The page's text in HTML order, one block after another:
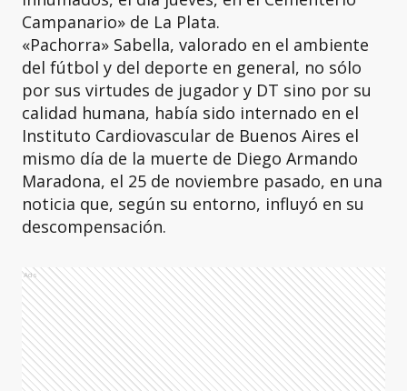
Campanario» de La Plata.
«Pachorra» Sabella, valorado en el ambiente
del fútbol y del deporte en general, no sólo
por sus virtudes de jugador y DT sino por su
calidad humana, había sido internado en el
Instituto Cardiovascular de Buenos Aires el
mismo día de la muerte de Diego Armando
Maradona, el 25 de noviembre pasado, en una
noticia que, según su entorno, influyó en su
descompensación.
Ads